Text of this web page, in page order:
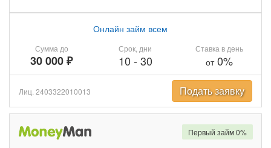
Сумма до
30 000 ₽
Онлайн займ всем
Срок, дни
10 - 30
Ставка в день
от0%
Лиц. 2403322010013 Подать заявку
Первый займ 0%